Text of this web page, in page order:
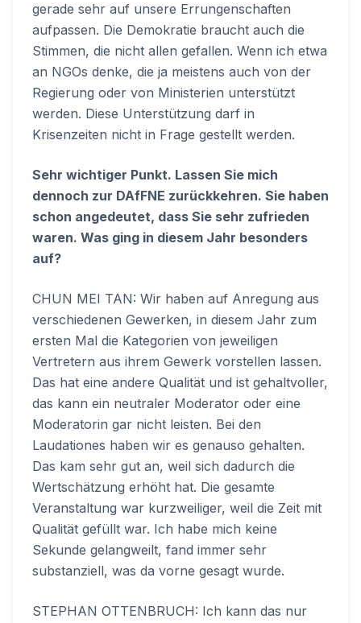
gerade sehr auf unsere Errungenschaften
aufpassen. Die Demokratie braucht auch die
Stimmen, die nicht allen gefallen. Wenn ich etwa
an NGOs denke, die ja meistens auch von der
Regierung oder von Ministerien unterstützt
werden. Diese Unterstützung darf in
Krisenzeiten nicht in Frage gestellt werden.
Sehr wichtiger Punkt. Lassen Sie mich
dennoch zur DAfFNE zurückkehren. Sie haben
schon angedeutet, dass Sie sehr zufrieden
waren. Was ging in diesem Jahr besonders
auf?
CHUN MEI TAN: Wir haben auf Anregung aus
verschiedenen Gewerken, in diesem Jahr zum
ersten Mal die Kategorien von jeweiligen
Vertretern aus ihrem Gewerk vorstellen lassen.
Das hat eine andere Qualität und ist gehaltvoller,
das kann ein neutraler Moderator oder eine
Moderatorin gar nicht leisten. Bei den
Laudationes haben wir es genauso gehalten.
Das kam sehr gut an, weil sich dadurch die
Wertschätzung erhöht hat. Die gesamte
Veranstaltung war kurzweiliger, weil die Zeit mit
Qualität gefüllt war. Ich habe mich keine
Sekunde gelangweilt, fand immer sehr
substanziell, was da vorne gesagt wurde.
STEPHAN OTTENBRUCH: Ich kann das nur